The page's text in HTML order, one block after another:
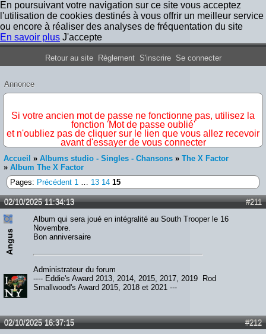
En poursuivant votre navigation sur ce site vous acceptez
l'utilisation de cookies destinés à vous offrir un meilleur service
ou encore à réaliser des analyses de fréquentation du site
En savoir plus J'accepte
Forum Iron Maiden France
Retour au site Règlement S'inscrire Se connecter
Annonce
Si votre ancien mot de passe ne fonctionne pas, utilisez la
fonction 'Mot de passe oublié'
et n'oubliez pas de cliquer sur le lien que vous allez recevoir
avant d'essayer de vous connecter
Accueil » Albums studio - Singles - Chansons » The X Factor
» Album The X Factor
Pages: Précédent 1 … 13 14 15
#211
02/10/2025 11:34:13
Angus
Album qui sera joué en intégralité au South Trooper le 16
Novembre.
Bon anniversaire
Administrateur du forum
---- Eddie's Award 2013, 2014, 2015, 2017, 2019 Rod
Smallwood's Award 2015, 2018 et 2021 ---
#212
02/10/2025 16:37:15